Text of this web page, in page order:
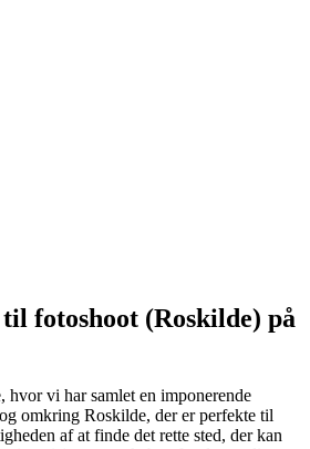
fotoshoot (Roskilde) på
hvor vi har samlet en imponerende
omkring Roskilde, der er perfekte til
af at finde det rette sted, der kan